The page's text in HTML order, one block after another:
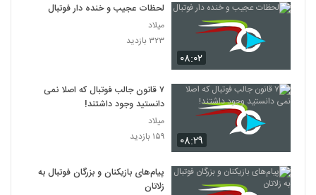
۰۸:۰۲
لحظات عجیب و خنده دار فوتبال
میلاد
۳۲۳ بازدید
۰۸:۲۹
۷ قانون جالب فوتبال که اصلا نمی
دانستید وجود داشتند!
میلاد
۱۵۹ بازدید
پیام‌های بازیکنان و بزرگان فوتبال به
زلاتان